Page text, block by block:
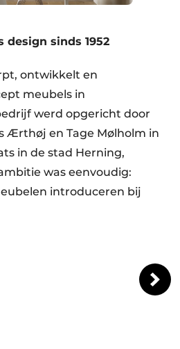
design sinds 1952
ontwikkelt en
meubels in
werd opgericht door
Ærthøj en Tage Mølholm in
in de stad Herning,
was eenvoudig:
introduceren bij